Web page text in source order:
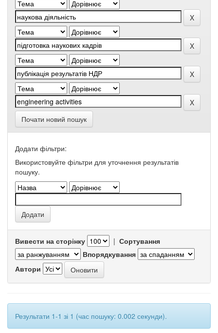
Почати новий пошук
Додати фільтри:
Використовуйте фільтри для уточнення результатів
пошуку.
Вивести на сторінку | Сортування
Впорядкування
Автори
Результати 1-1 зі 1 (час пошуку: 0.002 секунди).